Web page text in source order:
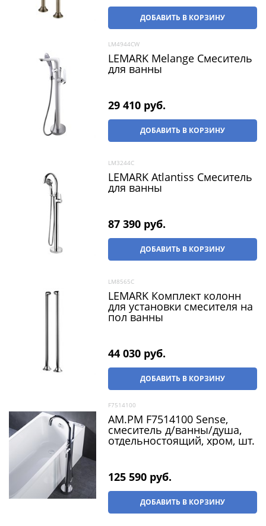
ДОБАВИТЬ В КОРЗИНУ
LM4944CW
LEMARK Melange Смеситель
для ванны
29 410 руб.
ДОБАВИТЬ В КОРЗИНУ
LM3244C
LEMARK Atlantiss Смеситель
для ванны
87 390 руб.
ДОБАВИТЬ В КОРЗИНУ
LM8565C
LEMARK Комплект колонн
для установки смесителя на
пол ванны
44 030 руб.
ДОБАВИТЬ В КОРЗИНУ
F7514100
AM.PM F7514100 Sense,
смеситель д/ванны/душа,
отдельностоящий, хром, шт.
125 590 руб.
ДОБАВИТЬ В КОРЗИНУ